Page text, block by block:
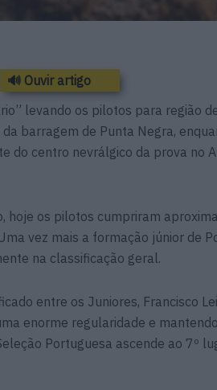
🔊 Ouvir artigo
levando os pilotos para região
barragem de Punta Negra,
do centro nevrálgico da prova no
hoje os pilotos cumpriram
vez mais a formação júnior de
na classificação geral.
entre os Juniores, Francisco
enorme regularidade e
Portuguesa ascende ao 7º